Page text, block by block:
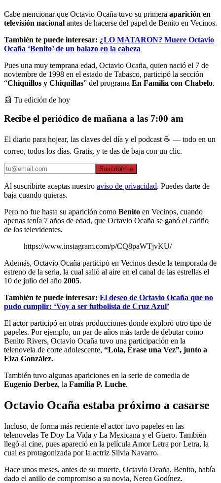
Cabe mencionar que Octavio Ocaña tuvo su primera aparición en
televisión nacional antes de hacerse del papel de Benito en Vecinos.
También te puede interesar: ¿LO MATARON? Muere Octavio
Ocaña ‘Benito’ de un balazo en la cabeza
Pues una muy temprana edad, Octavio Ocaña, quien nació el 7 de
noviembre de 1998 en el estado de Tabasco, participó la sección
“Chiquillos y Chiquillas” del programa En Familia con Chabelo.
📰 Tu edición de hoy
Recibe el periódico de mañana a las 7:00 am
El diario para hojear, las claves del día y el podcast ☕ — todo en un
correo, todos los días. Gratis, y te das de baja con un clic.
Suscribirme
Al suscribirte aceptas nuestro aviso de privacidad. Puedes darte de
baja cuando quieras.
Pero no fue hasta su aparición como Benito en Vecinos, cuando
apenas tenía 7 años de edad, que Octavio Ocaña se ganó el cariño
de los televidentes.
https://www.instagram.com/p/CQ8paWTjvKU/
Además, Octavio Ocaña participó en Vecinos desde la temporada de
estreno de la seria, la cual salió al aire en el canal de las estrellas el
10 de julio del año 2005.
También te puede interesar: El deseo de Octavio Ocaña que no
pudo cumplir: ‘Voy a ser futbolista de Cruz Azul’
El actor participó en otras producciones donde exploró otro tipo de
papeles. Por ejemplo, un par de años más tarde de debutar como
Benito Rivers, Octavio Ocaña tuvo una participación en la
telenovela de corte adolescente, “Lola, Érase una Vez”, junto a
Eiza González.
También tuvo algunas apariciones en la serie de comedia de
Eugenio Derbez, la Familia P. Luche.
Octavio Ocaña estaba próximo a casarse
Incluso, de forma más reciente el actor tuvo papeles en las
telenovelas Te Doy La Vida y La Mexicana y el Güero. También
llegó al cine, pues apareció en la película Amor Letra por Letra, la
cual es protagonizada por la actriz Silvia Navarro.
Hace unos meses, antes de su muerte, Octavio Ocaña, Benito, había
dado el anillo de compromiso a su novia, Nerea Godínez.